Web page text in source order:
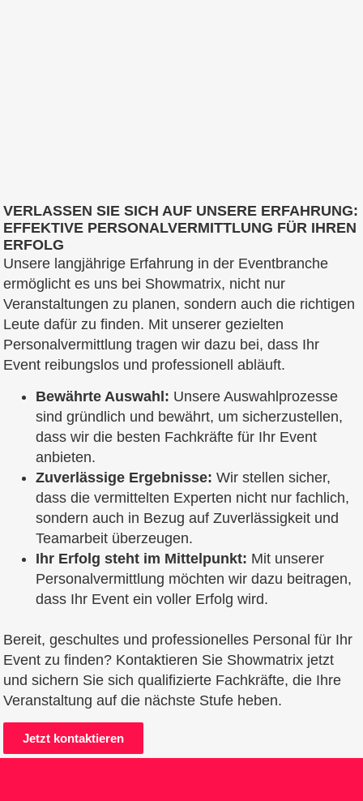
VERLASSEN SIE SICH AUF UNSERE ERFAHRUNG:
EFFEKTIVE PERSONALVERMITTLUNG FÜR IHREN
ERFOLG
Unsere langjährige Erfahrung in der Eventbranche
ermöglicht es uns bei Showmatrix, nicht nur
Veranstaltungen zu planen, sondern auch die richtigen
Leute dafür zu finden. Mit unserer gezielten
Personalvermittlung tragen wir dazu bei, dass Ihr
Event reibungslos und professionell abläuft.
Bewährte Auswahl: Unsere Auswahlprozesse
sind gründlich und bewährt, um sicherzustellen,
dass wir die besten Fachkräfte für Ihr Event
anbieten.
Zuverlässige Ergebnisse: Wir stellen sicher,
dass die vermittelten Experten nicht nur fachlich,
sondern auch in Bezug auf Zuverlässigkeit und
Teamarbeit überzeugen.
Ihr Erfolg steht im Mittelpunkt: Mit unserer
Personalvermittlung möchten wir dazu beitragen,
dass Ihr Event ein voller Erfolg wird.
Bereit, geschultes und professionelles Personal für Ihr
Event zu finden? Kontaktieren Sie Showmatrix jetzt
und sichern Sie sich qualifizierte Fachkräfte, die Ihre
Veranstaltung auf die nächste Stufe heben.
Jetzt kontaktieren